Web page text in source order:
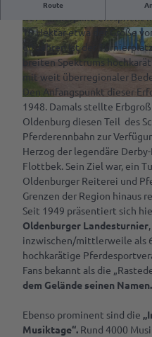
© Residenzort Rastede GmbH | Jonas Janßen |
© Residenzort Rastede GmbH | Jonas Janßen |
CC0
Route
Der Turnierplatz entspricht
10 Hektar etwa der Größe
60 Jahren ist der
breiten Spektrums
mit weit überregionaler
Den Anfangspunkt dieser
1948. Damals stellte
Oldenburg diesen Teil des
Pferderennbahn zur
Herzog der legendäre
Flottbek. Sein Ziel war, ein
Oldenburger Reiterei und
Grenzen der Region hinaus
Seit 1949 präsentiert sich
Oldenburger Landesturnier
inzwischen/mittlerweile als
hochkarätige
Fans bekannt als die
dem Gelände seinen Namen.
Ebenso prominent sind die
Musiktage“. Rund 4000